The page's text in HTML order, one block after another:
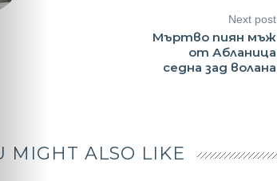
Next post
Мъртво пиян мъж
от Абланица
седна зад волана
MIGHT ALSO LIKE